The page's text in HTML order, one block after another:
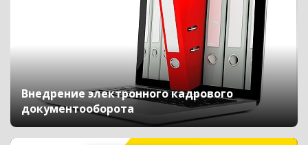
Внедрение электронного кадрового
документооборота